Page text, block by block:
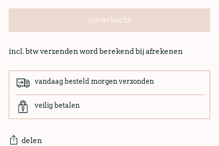
uitverkocht
incl. btw verzenden word berekend bij afrekenen
vandaag besteld morgen verzonden
veilig betalen
delen